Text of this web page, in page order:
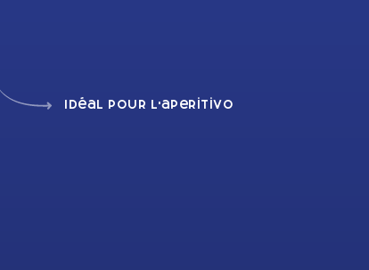
Idéal pour l'aperitivo